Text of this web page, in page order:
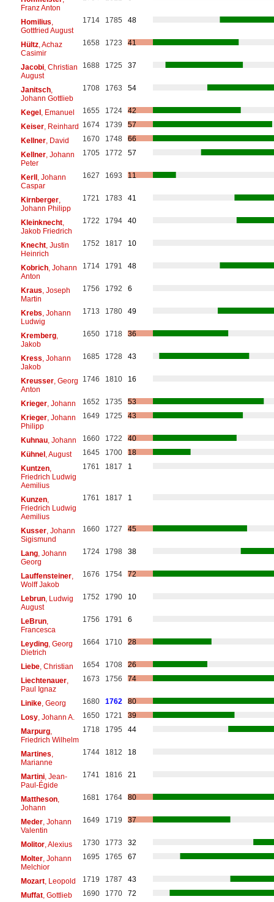
Franz Anton
Homilius
Gottfried August
1714 1785 48
Hültz, Achaz
Casimir
1658 1723 41
Jacobi, Christian
August
1688 1725 37
Janitsch,
Johann Gottlieb
1708 1763 54
Kegel, Emanuel 1655 1724
42
Keiser, Reinhard 1674 1739
57
Kellner, David 1670 1748
66
Kellner, Johann
Peter
1705 1772 57
Kerll, Johann
Caspar
1627 1693 11
Kirnberger,
Johann Philipp
1721 1783 41
Kleinknecht,
Jakob Friedrich
1722 1794 40
Knecht, Justin
Heinrich
1752 1817 10
Kobrich, Johann
Anton
1714 1791 48
Kraus , Joseph
Martin
1756 1792 6
Krebs , Johann
Ludwig
1713 1780 49
Kremberg,
Jakob
1650 1718 36
Kress , Johann
Jakob
1685 1728 43
Kreusser, Georg
Anton
1746 1810 16
Krieger, Johann 1652 1735
53
Krieger, Johann
Philipp
1649 1725 43
Kuhnau, Johann 1660 1722
40
Kühnel, August 1645 1700
18
Kuntzen,
Friedrich Ludwig
Aemilius
1761 1817 1
Kunzen,
Friedrich Ludwig
Aemilius
1761 1817 1
Kusser, Johann
Sigismund
1660 1727 45
Lang, Johann
Georg
1724 1798 38
Lauffensteiner,
Wolff Jakob
1676 1754 72
Lebrun, Ludwig
August
1752 1790 10
LeBrun,
Francesca
1756 1791 6
Leyding, Georg
Dietrich
1664 1710 28
Liebe, Christian 1654 1708
26
Liechtenauer,
Paul Ignaz
1673 1756 74
Linike, Georg 1680 1762
80
Losy, Johann A. 1650 1721
39
Marpurg,
Friedrich Wilhelm
1718 1795 44
Martines
Marianne
1744 1812 18
Martini, Jean-
Paul-Égide
1741 1816 21
Mattheson,
Johann
1681 1764 80
Meder, Johann
Valentin
1649 1719 37
Molitor, Alexius 1730 1773
32
Molter, Johann
Melchior
1695 1765 67
Mozart, Leopold 1719 1787
43
Muffat, Gottlieb 1690 1770
72